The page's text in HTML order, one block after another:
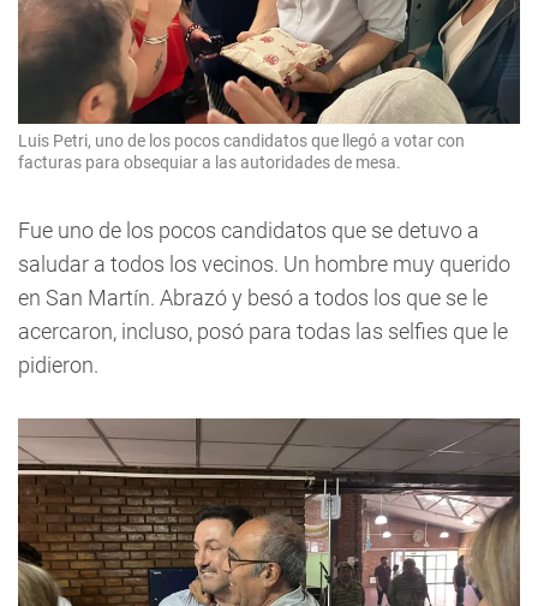
Luis Petri, uno de los pocos candidatos que llegó a votar con
facturas para obsequiar a las autoridades de mesa.
Fue uno de los pocos candidatos que se detuvo a
saludar a todos los vecinos. Un hombre muy querido
en San Martín. Abrazó y besó a todos los que se le
acercaron, incluso, posó para todas las selfies que le
pidieron.